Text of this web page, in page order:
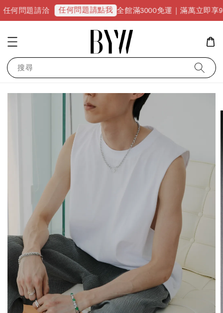
洽 任何問題請點我 全館滿3000免運｜滿萬立即享9折優惠
搜尋